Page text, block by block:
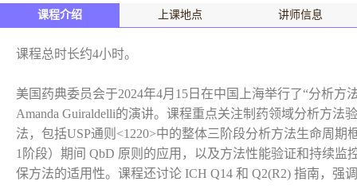
课程介绍 上课地点 讲师信息
课程总时长约4小时。
美国药典委员会于2024年4月15日在中国上海举行了“分析
Amanda Guiraldelli的演讲。课程重点关注制药领域分析方
法，包括USP通则<1220>中的整体三阶段分析方法生命周
1阶段）期间 QbD 原则的应用，以及方法性能验证和持续
保方法的适用性。课程还讨论 ICH Q14 和 Q2(R2) 指南，强